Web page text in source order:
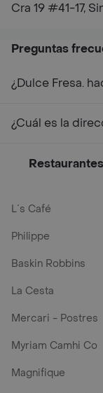
Cra 19 #41-17,
Preguntas
¿Dulce Fresa.
¿Cuál es la
L´s Café
Philippe
Baskin Robbins
La Cesta
Mercari - Postres
Myriam Camhi Co
Magnifique